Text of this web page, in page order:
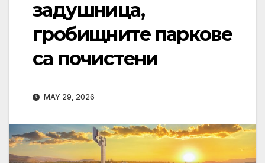
задушница,
гробищните паркове
са почистени
MAY 29, 2026